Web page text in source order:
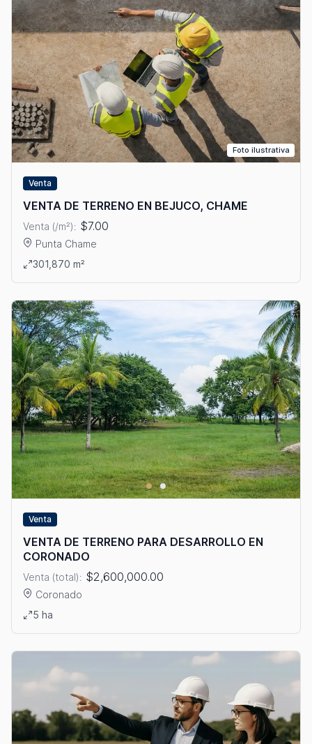
Foto ilustrativa
Venta
VENTA DE TERRENO EN BEJUCO, CHAME
Venta (/m²): $7.00
Punta Chame
Ver detalles: VENTA DE TERRENO EN BEJUCO, CHAME
301,870 m²
Venta
VENTA DE TERRENO PARA DESARROLLO EN
CORONADO
Venta (total): $2,600,000.00
Coronado
Ver detalles: VENTA DE TERRENO PARA DESARROLLO EN
5 ha